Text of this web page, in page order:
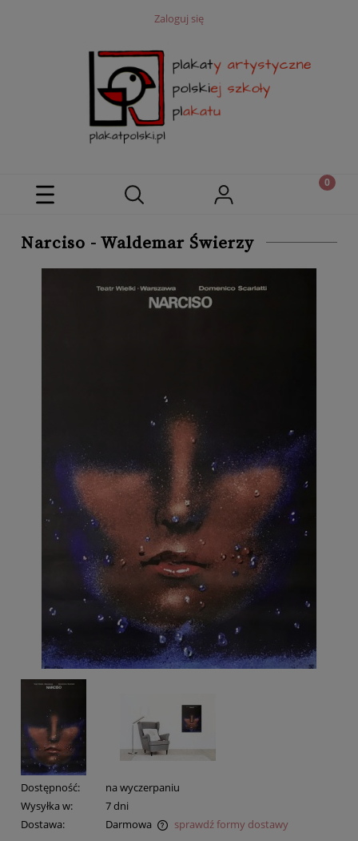
Zaloguj się
Narciso - Waldemar Świerzy
Dostępność:
na wyczerpaniu
Wysyłka w:
7 dni
Dostawa:
Darmowa
sprawdź formy dostawy